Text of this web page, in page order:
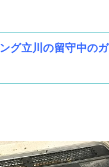
グ立川の留守中の